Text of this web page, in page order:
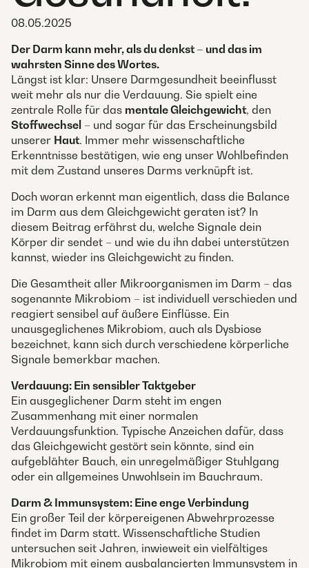
08.05.2025
Der Darm kann mehr, als du denkst – und das im
wahrsten Sinne des Wortes.
Längst ist klar: Unsere Darmgesundheit beeinflusst
weit mehr als nur die Verdauung. Sie spielt eine
zentrale Rolle für das mentale Gleichgewicht, den
Stoffwechsel – und sogar für das Erscheinungsbild
unserer Haut. Immer mehr wissenschaftliche
Erkenntnisse bestätigen, wie eng unser Wohlbefinden
mit dem Zustand unseres Darms verknüpft ist.
Doch woran erkennt man eigentlich, dass die Balance
im Darm aus dem Gleichgewicht geraten ist? In
diesem Beitrag erfährst du, welche Signale dein
Körper dir sendet – und wie du ihn dabei unterstützen
kannst, wieder ins Gleichgewicht zu finden.
Die Gesamtheit aller Mikroorganismen im Darm – das
sogenannte Mikrobiom – ist individuell verschieden und
reagiert sensibel auf äußere Einflüsse. Ein
unausgeglichenes Mikrobiom, auch als Dysbiose
bezeichnet, kann sich durch verschiedene körperliche
Signale bemerkbar machen.
Verdauung: Ein sensibler Taktgeber
Ein ausgeglichener Darm steht im engen
Zusammenhang mit einer normalen
Verdauungsfunktion. Typische Anzeichen dafür, dass
das Gleichgewicht gestört sein könnte, sind ein
aufgeblähter Bauch, ein unregelmäßiger Stuhlgang
oder ein allgemeines Unwohlsein im Bauchraum.
Darm & Immunsystem: Eine enge Verbindung
Ein großer Teil der körpereigenen Abwehrprozesse
findet im Darm statt. Wissenschaftliche Studien
untersuchen seit Jahren, inwieweit ein vielfältiges
Mikrobiom mit einem ausbalancierten Immunsystem in